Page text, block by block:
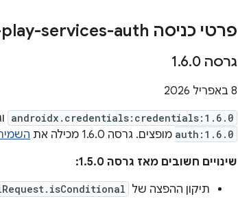
פרטי כניסה Credentials-play-services-auth גרסה 1
גרסה 1 .6.0
‫8 באפריל 2026
androidx.credentials:credentials:1.6.0
auth:1.6.0 מופצים. גרסה 1.6.0 מכילה את
שינויים חשובים מאז גרסה 1.5.0:
תיקון ההפצה של